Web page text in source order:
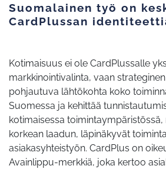
Suomalainen työ on
CardPlussan
Kotimaisuus ei ole CardPlussalle
markkinointivalinta, vaan
pohjautuva lähtökohta koko
Suomessa ja kehittää
kotimaisessa
korkean laadun, läpinäkyvät
asiakasyhteistyön. CardPlus on
Avainlippu-merkkiä, joka kertoo